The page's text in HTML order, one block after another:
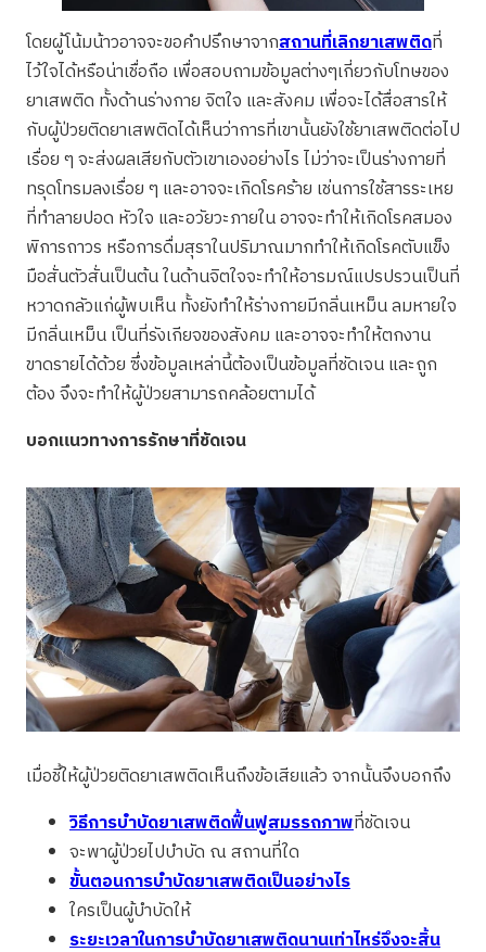
โดยผู้โน้มน้าวอาจจะขอคำปรึกษาจากสถานที่เลิกยาเสพติดที่
ไว้ใจได้หรือน่าเชื่อถือ เพื่อสอบถามข้อมูลต่างๆเกี่ยวกับโทษของ
ยาเสพติด ทั้งด้านร่างกาย จิตใจ และสังคม เพื่อจะได้สื่อสารให้
กับผู้ป่วยติดยาเสพติดได้เห็นว่าการที่เขานั้นยังใช้ยาเสพติดต่อไป
เรื่อย ๆ จะส่งผลเสียกับตัวเขาเองอย่างไร ไม่ว่าจะเป็นร่างกายที่
ทรุดโทรมลงเรื่อย ๆ และอาจจะเกิดโรคร้าย เช่นการใช้สารระเหย
ที่ทำลายปอด หัวใจ และอวัยวะภายใน อาจจะทำให้เกิดโรคสมอง
พิการถาวร หรือการดื่มสุราในปริมาณมากทำให้เกิดโรคตับแข็ง
มือสั่นตัวสั่นเป็นต้น ในด้านจิตใจจะทำให้อารมณ์แปรปรวนเป็นที่
หวาดกลัวแก่ผู้พบเห็น ทั้งยังทำให้ร่างกายมีกลิ่นเหม็น ลมหายใจ
มีกลิ่นเหม็น เป็นที่รังเกียจของสังคม และอาจจะทำให้ตกงาน
ขาดรายได้ด้วย ซึ่งข้อมูลเหล่านี้ต้องเป็นข้อมูลที่ชัดเจน และถูก
ต้อง จึงจะทำให้ผู้ป่วยสามารถคล้อยตามได้
บอกแนวทางการรักษาที่ชัดเจน
เมื่อชี้ให้ผู้ป่วยติดยาเสพติดเห็นถึงข้อเสียแล้ว จากนั้นจึงบอกถึง
วิธีการบำบัดยาเสพติดฟื้นฟูสมรรถภาพที่ชัดเจน
จะพาผู้ป่วยไปบำบัด ณ สถานที่ใด
ขั้นตอนการบำบัดยาเสพติดเป็นอย่างไร
ใครเป็นผู้บำบัดให้
ระยะเวลาในการบำบัดยาเสพติดนานเท่าไหร่จึงจะสิ้น